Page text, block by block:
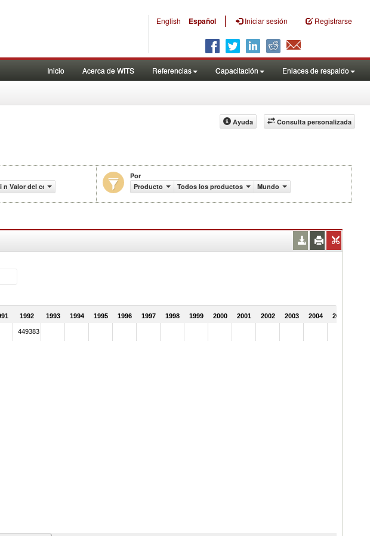
English Español | Iniciar sesión Registrarse
Inicio Acerca de WITS Referencias Capacitación Enlaces de respaldo
Consulta personalizada
Ayuda
n Valor del comercio (en miles de US$)
Por
Producto
Todos los productos Mundo
1992 1993 1994 1995 1996 1997 1998 1999 2000 2001 2002 2003 2004 2005
449383